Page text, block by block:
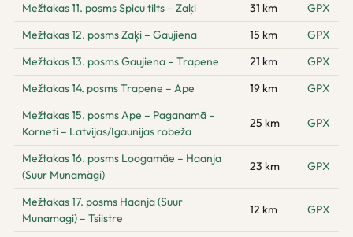
Mežtakas 11. posms Spicu tilts – Zaķi
31 km
GPX
Mežtakas 12. posms Zaķi – Gaujiena
15 km
GPX
Mežtakas 13. posms Gaujiena – Trapene
21 km
GPX
Mežtakas 14. posms Trapene – Ape
19 km
GPX
Mežtakas 15. posms Ape – Paganamā –
Korneti – Latvijas/Igaunijas robeža
25 km GPX
Mežtakas 16. posms Loogamäe – Haanja
(Suur Munamägi)
23 km GPX
Mežtakas 17. posms Haanja (Suur
Munamagi) – Tsiistre
12 km GPX